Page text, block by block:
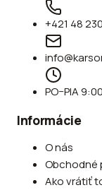
+421 48
PO–PIA
Informácie
O nás
Obchodné
Ako vrátiť